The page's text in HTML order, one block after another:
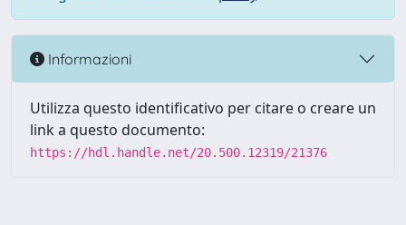
Informazioni
Utilizza questo identificativo per citare o creare un
link a questo documento:
https://hdl.handle.net/20.500.12319/21376